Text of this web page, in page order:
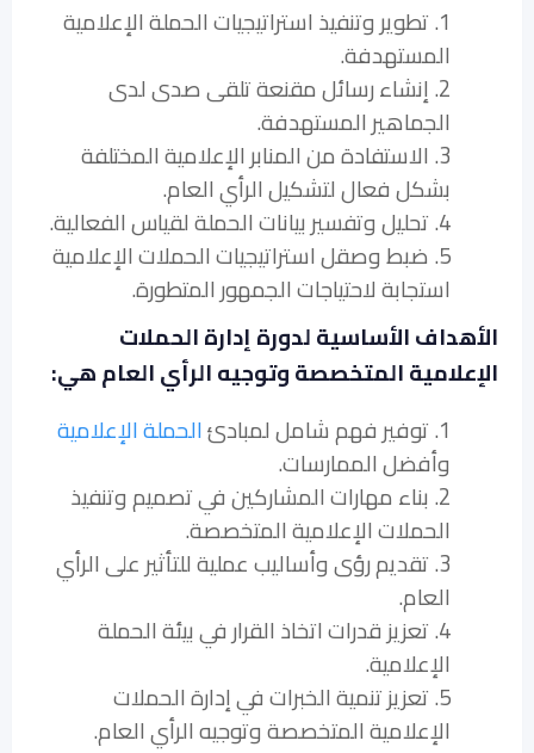
1. تطوير وتنفيذ استراتيجيات الحملة الإعلامية
المستهدفة.
2. إنشاء رسائل مقنعة تلقى صدى لدى
الجماهير المستهدفة.
3. الاستفادة من المنابر الإعلامية المختلفة
بشكل فعال لتشكيل الرأي العام.
4. تحليل وتفسير بيانات الحملة لقياس الفعالية.
5. ضبط وصقل استراتيجيات الحملات الإعلامية
استجابة لاحتياجات الجمهور المتطورة.
الأهداف الأساسية لدورة إدارة الحملات
الإعلامية المتخصصة وتوجيه الرأي العام هي:
1. توفير فهم شامل لمبادئ
الحملة الإعلامية
وأفضل الممارسات.
2. بناء مهارات المشاركين في تصميم وتنفيذ
الحملات الإعلامية المتخصصة.
3. تقديم رؤى وأساليب عملية للتأثير على الرأي
العام.
4. تعزيز قدرات اتخاذ القرار في بيئة الحملة
الإعلامية.
5. تعزيز تنمية الخبرات في إدارة الحملات
الإعلامية المتخصصة وتوجيه الرأي العام.